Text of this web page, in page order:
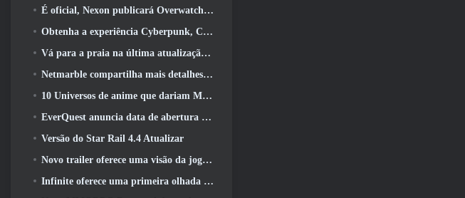
É oficial, Nexon publicará Overwatch na Coreia do Sul daqui para frente
Obtenha a experiência Cyberpunk, Completo com ciberpsicose, No próximo evento de crossover do Apex Legends
Vá para a praia na última atualização de Palia
Netmarble compartilha mais detalhes sobre o próximo jogo de nivelamento solo, Nivelamento Solo: KARMA na Anime Expo
10 Universos de anime que dariam MMOs incríveis
EverQuest anuncia data de abertura do segundo 2026 Servidor de expansão bloqueado por tempo
Versão do Star Rail 4.4 Atualizar
Novo trailer oferece uma visão da jogabilidade no Silver Palace
Infinite oferece uma primeira olhada no herói parecido com uma sereia chegando no SS13: Pós-luz